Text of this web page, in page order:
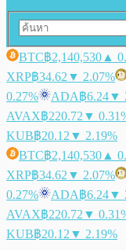
BTC฿2,140,530 ▲
XRP฿34.62 ▼ 2.07%
0.27%
ADA฿6.24▼
AVAX฿220.72 ▼
KUB฿20.12 ▼ 2.19%
BTC฿2,140,530 ▲
XRP฿34.62 ▼ 2.07%
0.27%
ADA฿6.24▼
AVAX฿220.72 ▼
KUB฿20.12 ▼ 2.19%